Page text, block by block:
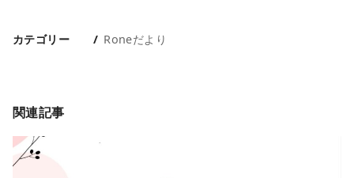
カテゴリー Roneだより
関連記事